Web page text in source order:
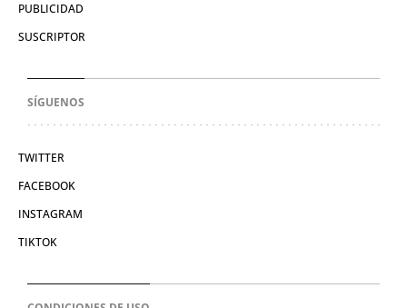
PUBLICIDAD
SUSCRIPTOR
SÍGUENOS
TWITTER
FACEBOOK
INSTAGRAM
TIKTOK